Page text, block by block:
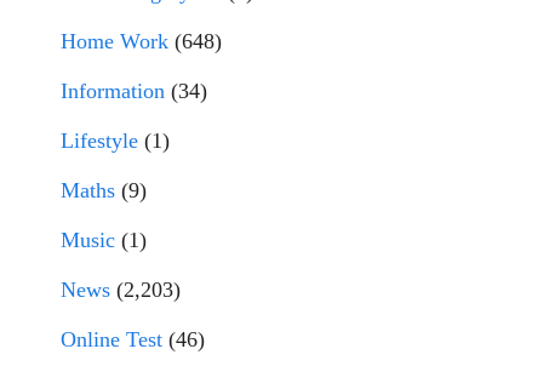
Home Work (648)
Information (34)
Lifestyle (1)
Maths (9)
Music (1)
News (2,203)
Online Test (46)